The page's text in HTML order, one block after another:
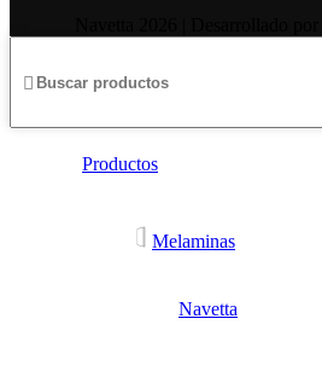
Productos
Melaminas
Navetta